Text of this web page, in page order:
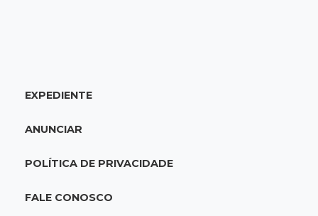
14:47"Acrodermo"
pesquisa da UFMS premiada no Paìs
Justiça suspende punições do MEC a cursos de
EXPEDIENTE
ANUNCIAR
POLÍTICA DE PRIVACIDADE
FALE CONOSCO